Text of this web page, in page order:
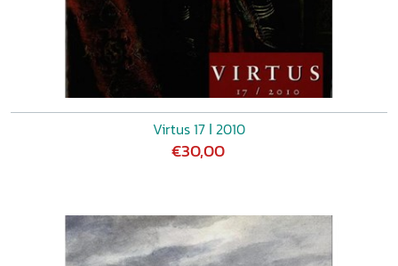
Virtus 17 ǀ 2010
€30,00